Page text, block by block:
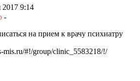
2017 9:14
-
на прием к врачу психиатру
mis.ru/#!/group/clinic_5583218/!/